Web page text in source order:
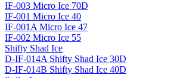
IF-003 Micro Ice 70D
IF-001 Micro Ice 40
IF-001A Micro Ice 47
IF-002 Micro Ice 55
Shifty Shad Ice
D-IF-014A Shifty Shad Ice 30D
D-IF-014B Shifty Shad Ice 40D